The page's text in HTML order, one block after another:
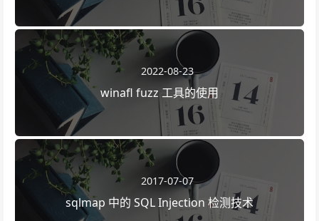
2022-08-23
winafl fuzz 工具的使用
2017-07-07
sqlmap 中的 SQL Injection 检测技术